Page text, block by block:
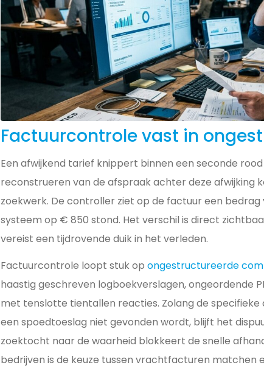
Factuurcontrole vast in
Een afwijkend tarief knippert binnen een seconde
reconstrueren van de afspraak achter deze afwijking
zoekwerk. De controller ziet op de factuur een bedrag
systeem op € 850 stond. Het verschil is direct
vereist een tijdrovende duik in het verleden.
Factuurcontrole loopt stuk op ongestructureerde
haastig geschreven logboekverslagen, ongeordende
met tenslotte tientallen reacties. Zolang de
een spoedtoeslag niet gevonden wordt, blijft het
zoektocht naar de waarheid blokkeert de snelle
bedrijven is de keuze tussen vrachtfacturen